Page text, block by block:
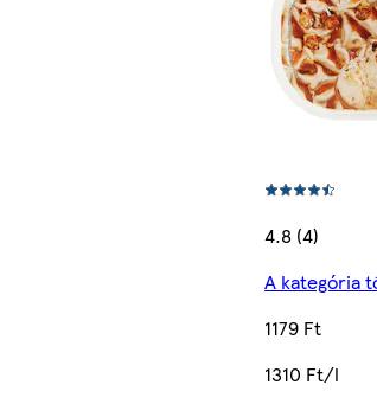
4.8 (4)
A kategória
1179 Ft
1310 Ft/l